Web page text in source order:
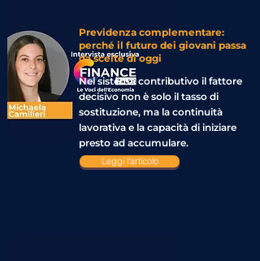
Previdenza complementare:
perché il futuro dei giovani passa
da scelte di oggi
Nel sistema contributivo il fattore
decisivo non è solo il tasso di
sostituzione, ma la continuità
lavorativa e la capacità di iniziare
presto ad accumulare.
Leggi l'articolo